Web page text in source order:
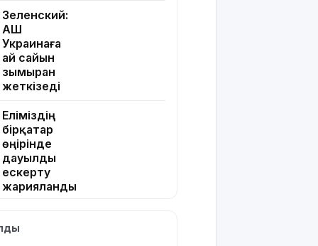
Зеленский:
АҚШ
Украинаға
ай сайын
зымыран
жеткізеді
Еліміздің
бірқатар
өңірінде
дауылды
ескерту
жарияланды
жойқын